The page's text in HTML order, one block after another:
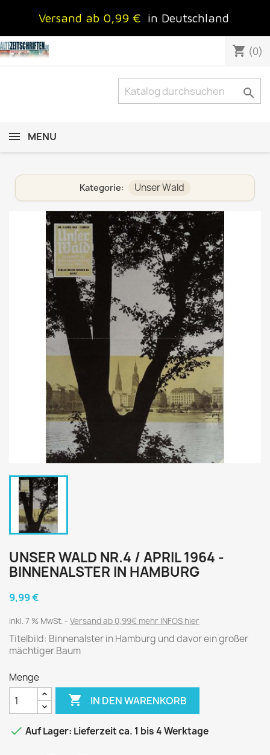
Versand ab 0,99 € in Deutschland
shopping_cart (0)

MENU
Kategorie: Unser Wald
UNSER WALD NR.4 / APRIL 1964 -
BINNENALSTER IN HAMBURG
9,99 €
inkl. 7 % MwSt. Versand ab 0,99€ mehr INFOS hier
Titelbild: Binnenalster in Hamburg und davor ein großer
mächtiger Baum
Menge
 IN DEN WARENKORB
 Auf Lager: Lieferzeit ca. 1 bis 4 Werktage